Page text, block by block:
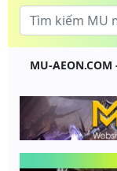
MU-AEON.COM